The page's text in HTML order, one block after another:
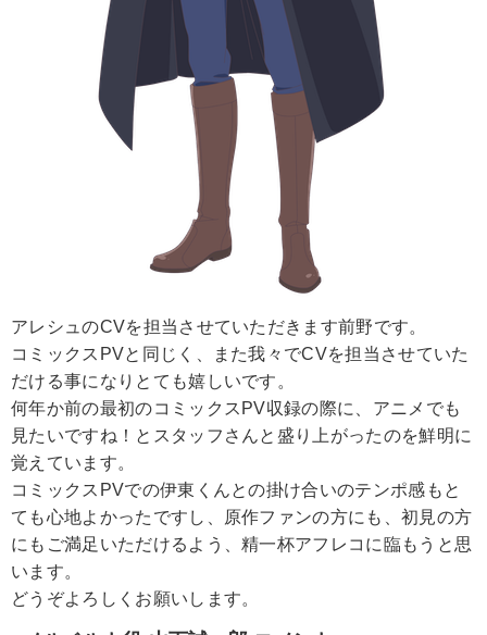
アレシュのCVを担当させていただきます前野です。
コミックスPVと同じく、また我々でCVを担当させていた
だける事になりとても嬉しいです。
何年か前の最初のコミックスPV収録の際に、アニメでも
見たいですね！とスタッフさんと盛り上がったのを鮮明に
覚えています。
コミックスPVでの伊東くんとの掛け合いのテンポ感もと
ても心地よかったですし、原作ファンの方にも、初見の方
にもご満足いただけるよう、精一杯アフレコに臨もうと思
います。
どうぞよろしくお願いします。